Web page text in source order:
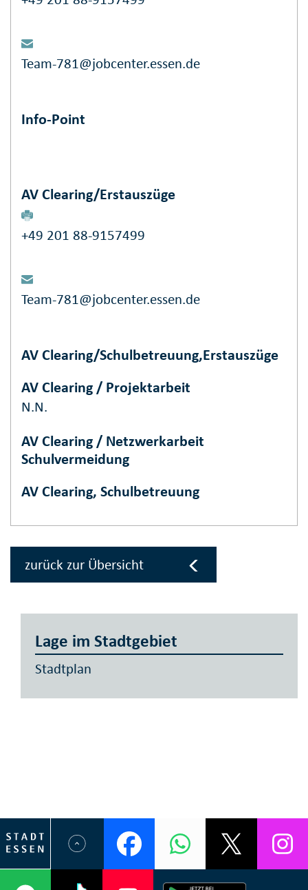
Team-781@jobcenter.essen.de
Info-Point
AV Clearing/Erstauszüge
+49 201 88-9157499
Team-781@jobcenter.essen.de
AV Clearing/Schulbetreuung,Erstauszüge
AV Clearing / Projektarbeit
N.N.
AV Clearing / Netzwerkarbeit
Schulvermeidung
AV Clearing, Schulbetreuung
zurück zur Übersicht
Lage im Stadtgebiet
Stadtplan